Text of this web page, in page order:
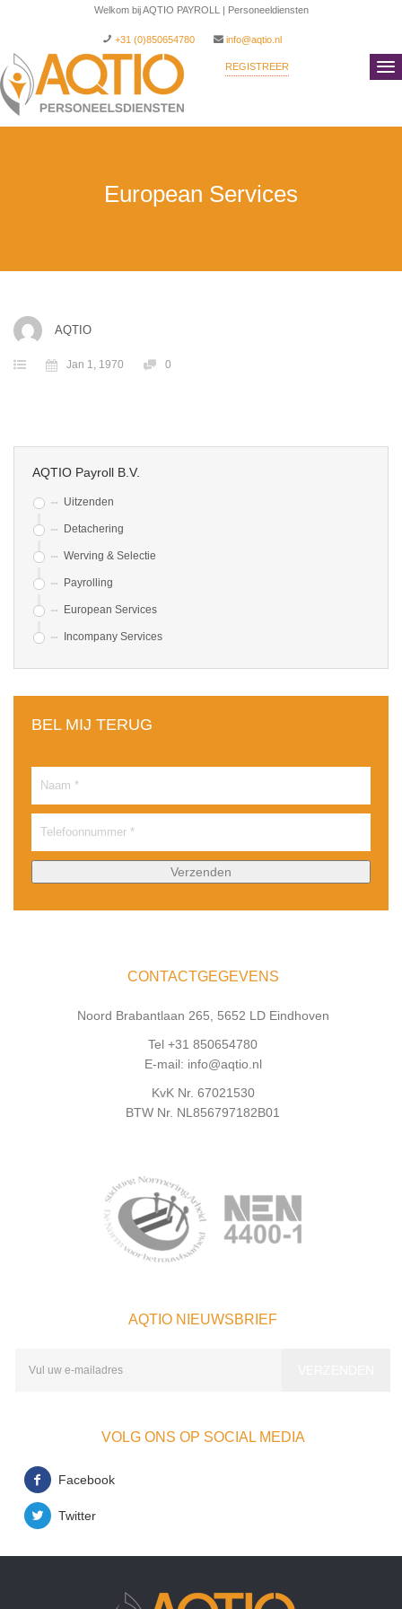
Welkom bij AQTIO PAYROLL | Personeeldiensten
+31 (0)850654780 info@aqtio.nl
REGISTREER
European Services
AQTIO
Jan 1, 1970 0
AQTIO Payroll B.V.
Uitzenden
Detachering
Werving & Selectie
Payrolling
European Services
Incompany Services
BEL MIJ TERUG
CONTACTGEGEVENS
Noord Brabantlaan 265, 5652 LD Eindhoven
Tel +31 850654780
E-mail: info@aqtio.nl
KvK Nr. 67021530
BTW Nr. NL856797182B01
AQTIO NIEUWSBRIEF
VOLG ONS OP SOCIAL MEDIA
Facebook
Twitter